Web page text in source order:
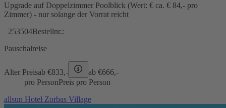
Upgrade auf Doppelzimmer Poolblick (Wert: € ca. € 84,- pro
Zimmer) - nur solange der Vorrat reicht
253504Bestellnr.:
Pauschalreise
Alter Preisab €833,- ab €666,-
pro PersonPreis pro Person
allsun Hotel Zorbas Village